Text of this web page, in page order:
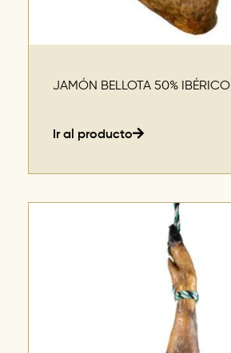
JAMÓN BELLOTA 50% IBÉRICO
Ir al producto